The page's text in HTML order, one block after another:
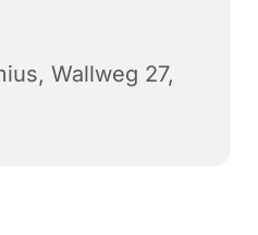
Wallweg 27,